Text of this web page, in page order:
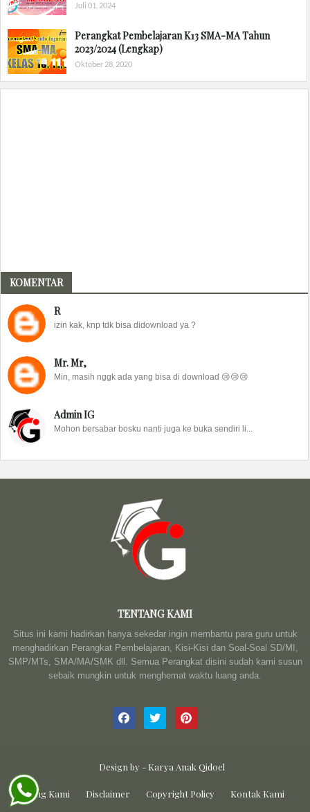
Juli 01, 2024
Perangkat Pembelajaran K13 SMA-MA Tahun
2023/2024 (Lengkap)
Oktober 28, 2020
KOMENTAR
R
izin kak, knp tdk bisa didownload ya ?
Mr. Mr,
Min, masih nggk ada yang bisa di download 😢😢😢
Admin IG
Mohon bersabar bosku nanti juga ke buka sendiri li...
TENTANG KAMI
Situs ini kami hadirkan hanya sekedar ingin membantu para guru untuk
menghadirkan Perangkat Pembelajaran, Kisi-Kisi dan Soal-Soal SD/MI,
SMP/MTs, SMA/MA/SMK dll. Semua Perangkat disini sudah kami susun
sebaik mungkin untuk menghemat waktu luang anda.
Design by - Karya Anak Qidoel
Tentang Kami Disclaimer Copyright Policy Kontak Kami